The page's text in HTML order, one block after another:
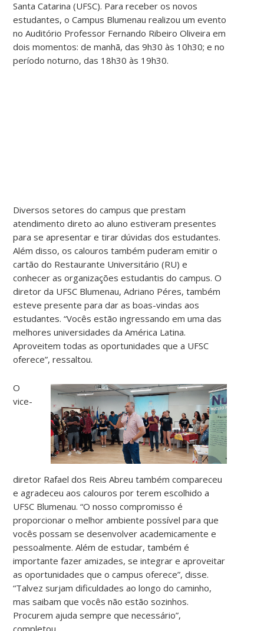
Santa Catarina (UFSC). Para receber os novos
estudantes, o Campus Blumenau realizou um evento
no Auditório Professor Fernando Ribeiro Oliveira em
dois momentos: de manhã, das 9h30 às 10h30; e no
período noturno, das 18h30 às 19h30.
Diversos setores do campus que prestam
atendimento direto ao aluno estiveram presentes
para se apresentar e tirar dúvidas dos estudantes.
Além disso, os calouros também puderam emitir o
cartão do Restaurante Universitário (RU) e
conhecer as organizações estudantis do campus. O
diretor da UFSC Blumenau, Adriano Péres, também
esteve presente para dar as boas-vindas aos
estudantes. “Vocês estão ingressando em uma das
melhores universidades da América Latina.
Aproveitem todas as oportunidades que a UFSC
oferece”, ressaltou.
O
vice-
diretor Rafael dos Reis Abreu também compareceu
e agradeceu aos calouros por terem escolhido a
UFSC Blumenau. “O nosso compromisso é
proporcionar o melhor ambiente possível para que
vocês possam se desenvolver academicamente e
pessoalmente. Além de estudar, também é
importante fazer amizades, se integrar e aproveitar
as oportunidades que o campus oferece”, disse.
“Talvez surjam dificuldades ao longo do caminho,
mas saibam que vocês não estão sozinhos.
Procurem ajuda sempre que necessário”,
completou.